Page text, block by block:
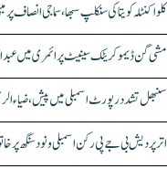
کلواکنٹلہ کویتا کی سنکلپ سبھا، سماجی انصاف
مشی گن ڈیموکریٹک سینیٹ پرائمری میں
سنبھل تشدد رپورٹ اسمبلی میں پیش، ضیاء
اتر پردیش بی جے پی رکن اسمبلی ونود سنگھ پر